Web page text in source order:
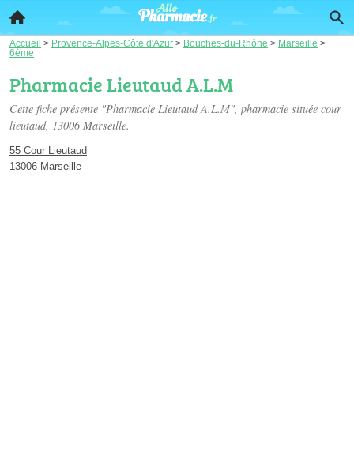
Accueil > Provence-Alpes-Côte d'Azur > Bouches-du-Rhône > Marseille >
6ème
Pharmacie Lieutaud A.L.M
Cette fiche présente "Pharmacie Lieutaud A.L.M", pharmacie située cour
lieutaud, 13006 Marseille.
55 Cour Lieutaud
13006 Marseille